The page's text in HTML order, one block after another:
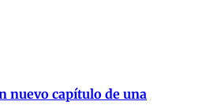
nuevo capítulo de una